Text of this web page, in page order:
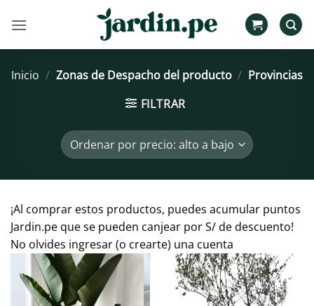
Inicio / Zonas de Despacho del producto / Provincias
FILTRAR
¡Al comprar estos productos, puedes acumular puntos
Jardin.pe que se pueden canjear por S/ de descuento!
No olvides ingresar (o crearte) una cuenta